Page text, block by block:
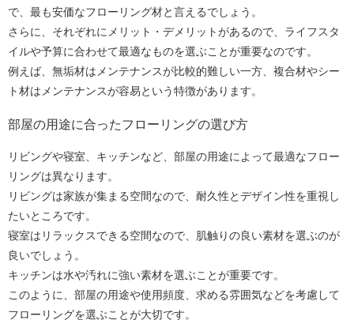
で、最も安価なフローリング材と言えるでしょう。
さらに、それぞれにメリット・デメリットがあるので、ライフスタ
イルや予算に合わせて最適なものを選ぶことが重要なのです。
例えば、無垢材はメンテナンスが比較的難しい一方、複合材やシー
ト材はメンテナンスが容易という特徴があります。
部屋の用途に合ったフローリングの選び方
リビングや寝室、キッチンなど、部屋の用途によって最適なフロー
リングは異なります。
リビングは家族が集まる空間なので、耐久性とデザイン性を重視し
たいところです。
寝室はリラックスできる空間なので、肌触りの良い素材を選ぶのが
良いでしょう。
キッチンは水や汚れに強い素材を選ぶことが重要です。
このように、部屋の用途や使用頻度、求める雰囲気などを考慮して
フローリングを選ぶことが大切です。